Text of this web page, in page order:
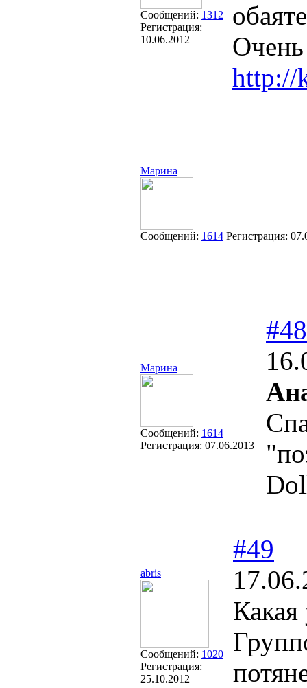
Сообщений: 1312
Регистрация:
10.06.2012
Очень
http://
Марина
Сообщений: 1614 Регистрация:
Марина
Сообщений: 1614
Регистрация: 07.06.2013
#48
abris
Сообщений: 1020
Регистрация:
25.10.2012
#49
Какая